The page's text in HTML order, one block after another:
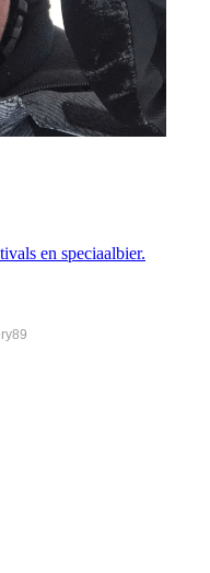
en speciaalbier.